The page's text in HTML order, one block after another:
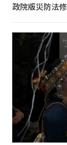
政院版災防法